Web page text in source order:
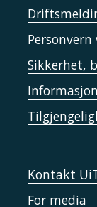
Personvern
Sikkerhet,
Kontakt
For media